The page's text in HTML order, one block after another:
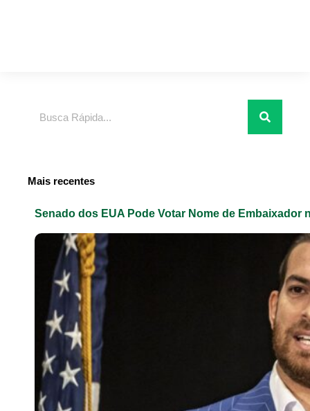
Mais recentes
Senado dos EUA Pode Votar Nome de Embaixador